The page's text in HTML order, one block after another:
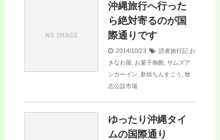
沖縄旅行へ行った
ら絶対寄るのが国
際通りです
2014/10/23 読者旅行記 お
きなわ屋, お菓子御殿, サムズア
ンカーイン, 新垣ちんすこう , 牧
志公設市場
ゆったり沖縄タイ
ムの国際通り